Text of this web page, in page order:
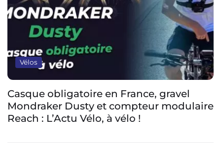
Vélos
Casque obligatoire en France, gravel
Mondraker Dusty et compteur modulaire
Reach : L’Actu Vélo, à vélo !